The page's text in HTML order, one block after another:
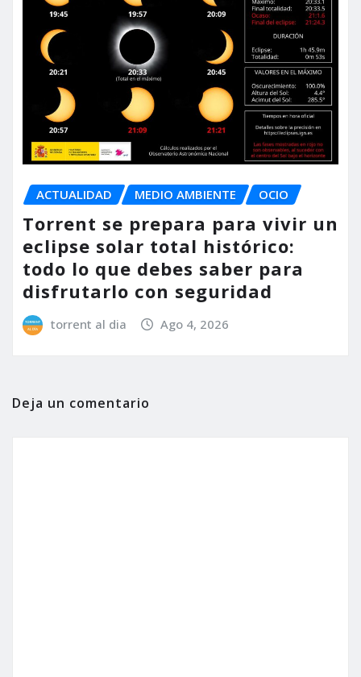
ACTUALIDAD MEDIO AMBIENTE OCIO
Torrent se prepara para vivir un
eclipse solar total histórico:
todo lo que debes saber para
disfrutarlo con seguridad
torrent al dia Ago 4, 2026
Deja un comentario